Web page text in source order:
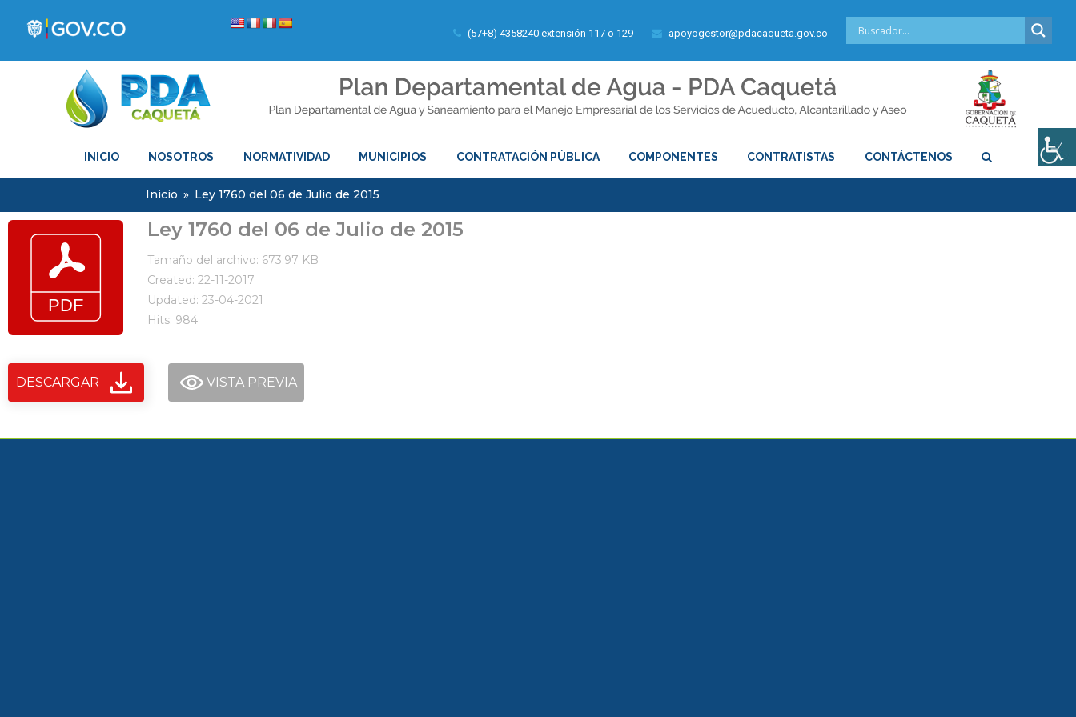
(57+8) 4358240 extensión 117 o 129 apoyogestor@pdacaqueta.gov.co
INICIO NOSOTROS NORMATIVIDAD MUNICIPIOS CONTRATACIÓN PÚBLICA COMPONENTES CONTRATISTAS CONTÁCTENOS
Inicio » Ley 1760 del 06 de Julio de 2015
Ley 1760 del 06 de Julio de 2015
Tamaño del archivo: 673.97 KB
Created: 22-11-2017
Updated: 23-04-2021
Hits: 984
DESCARGAR VISTA PREVIA